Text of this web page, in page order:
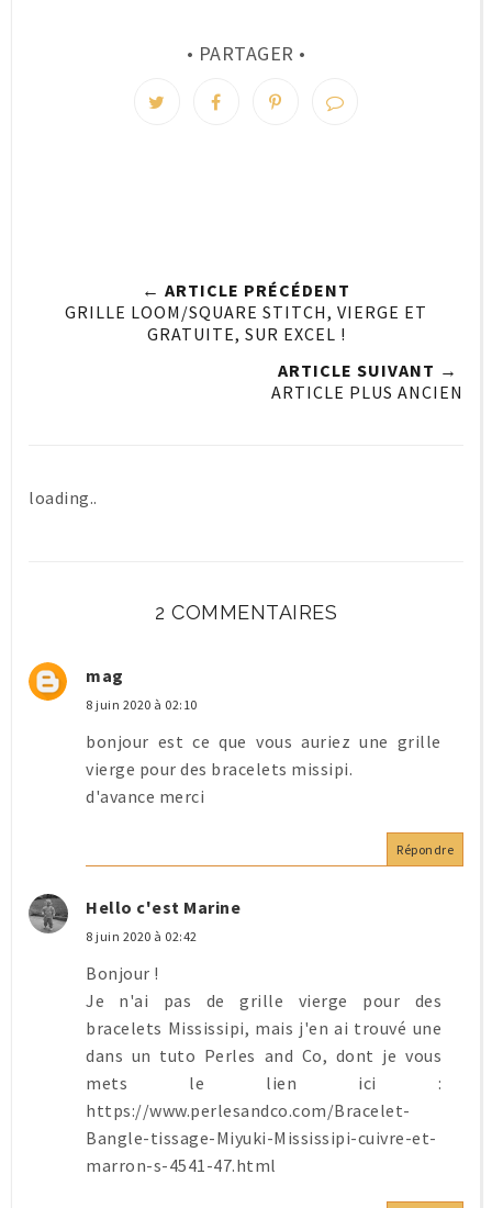
• PARTAGER •
← ARTICLE PRÉCÉDENT
GRILLE LOOM/SQUARE STITCH, VIERGE ET
GRATUITE, SUR EXCEL !
ARTICLE SUIVANT →
ARTICLE PLUS ANCIEN
loading..
2 COMMENTAIRES
mag
8 juin 2020 à 02:10
bonjour est ce que vous auriez une grille
vierge pour des bracelets missipi.
d'avance merci
Répondre
Hello c'est Marine
8 juin 2020 à 02:42
Bonjour !
Je n'ai pas de grille vierge pour des
bracelets Mississipi, mais j'en ai trouvé une
dans un tuto Perles and Co, dont je vous
mets le lien ici :
https://www.perlesandco.com/Bracelet-
Bangle-tissage-Miyuki-Mississipi-cuivre-et-
marron-s-4541-47.html